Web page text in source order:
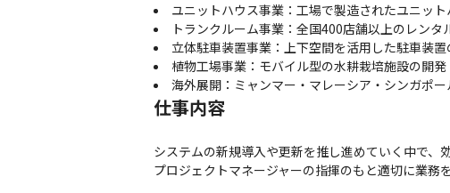
ユニットハウス事業：工場で製造されたユニッ
トランクルーム事業：全国400店舗以上のレンタ
立体駐車装置事業：上下空間を活用した駐車装
植物工場事業：モバイル型の水耕栽培施設の開発
海外展開：ミャンマー・マレーシア・シンガポ
仕事内容
システムの新規導入や更新を推し進めていく中で、
プロジェクトマネージャーの指揮のもと適切に業務